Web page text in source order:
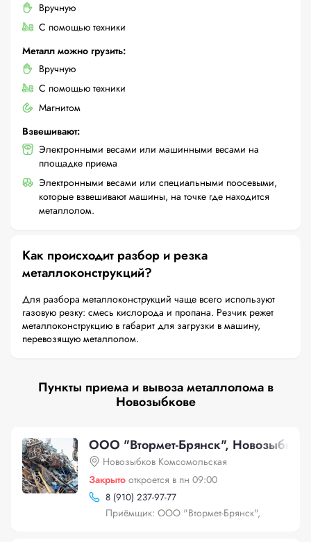
Вручную
С помощью техники
Металл можно грузить:
Вручную
С помощью техники
Магнитом
Взвешивают:
Электронными весами или машинными весами на
площадке приема
Электронными весами или специальными поосевыми,
которые взвешивают машины, на точке где находится
металлолом.
Как происходит разбор и резка
металлоконструкций?
Для разбора металлоконструкций чаще всего используют
газовую резку: смесь кислорода и пропана. Резчик режет
металлоконструкцию в габарит для загрузки в машину,
перевозящую металлолом.
Пункты приема и вывоза металлолома в
Новозыбкове
ООО "Втормет-Брянск", Новозыбков
Новозыбков Комсомольская
Закрыто откроется в пн 09:00
8 (910) 237-97-77
Приёмщик: ООО "Втормет-Брянск",